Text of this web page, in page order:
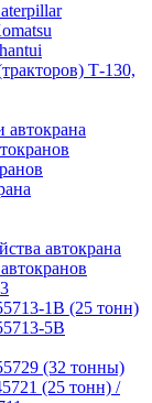
Т-130,
автокрана
автокрана
1В (25 тонн)
5В
(32 тонны)
(25 тонн) /